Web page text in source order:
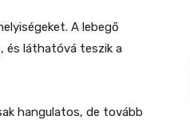
A lebegő
és láthatóvá teszik a
hangulatos, de tovább